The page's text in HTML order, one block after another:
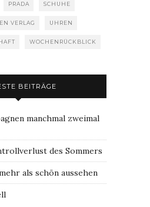
PRADA SCHUHE
VERLAG UHREN
WOCHENRÜCKBLICK
BEITRÄGE
manchmal zweimal
des Sommers
als schön aussehen